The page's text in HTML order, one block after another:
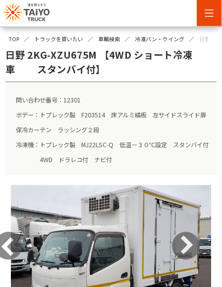
TOP トラックを買いたい 車輌検索 冷凍バン・ウイング 日野
日野 2KG-XZU675M 【4WD ショート冷凍
車 スタンバイ付】
問い合わせ番号：12301
ボデー：トプレック製 F203514 床アルミ縞板 左サイドスライド扉
保冷カーテン ラッシング２段
冷凍機：トプレック製 MJ22LSC-Q 低温－３０℃設定 スタンバイ付
4WD ドラレコ付 ナビ付